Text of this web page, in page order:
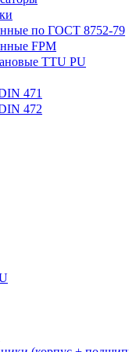
по ГОСТ 8752-79
FPM
TTU PU
471
472